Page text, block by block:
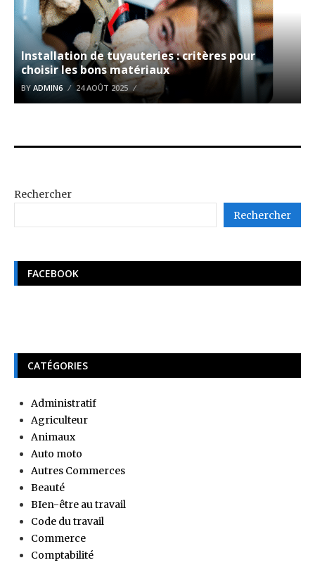
Installation de tuyauteries : critères pour
choisir les bons matériaux
BY ADMIN6 24 AOÛT 2025
Rechercher
Rechercher
FACEBOOK
CATÉGORIES
Administratif
Agriculteur
Animaux
Auto moto
Autres Commerces
Beauté
BIen-être au travail
Code du travail
Commerce
Comptabilité